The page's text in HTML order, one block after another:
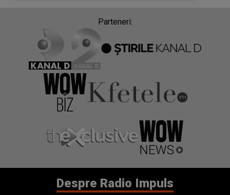
Parteneri:
Despre Radio Impuls